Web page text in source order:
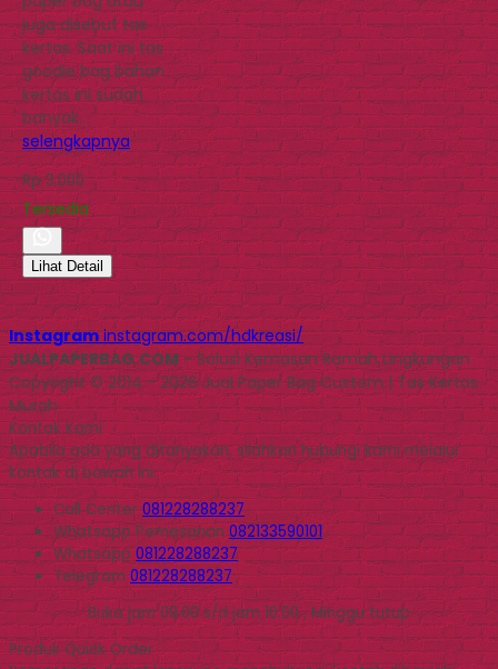
juga disebut tas
kertas. Saat ini tas
goodie bag bahan
kertas ini sudah
banyak…
selengkapnya
Rp 3.000
Tersedia
Lihat Detail
Instagram instagram.com/hdkreasi/
JUALPAPERBAG.COM- Solusi Kemasan Ramah Lingkungan
Copyright © 2014 - 2026 Jual Paper Bag Custom | Tas Kertas
Murah
Kontak Kami
Apabila ada yang ditanyakan, silahkan hubungi kami melalui
kontak di bawah ini.
Call Center081228288237
WhatsappPemesanan 082133590101
Whatsapp081228288237
Telegram081228288237
Buka jam 09.00 s/d jam 16.00 , Minggu tutup
Produk Quick Order